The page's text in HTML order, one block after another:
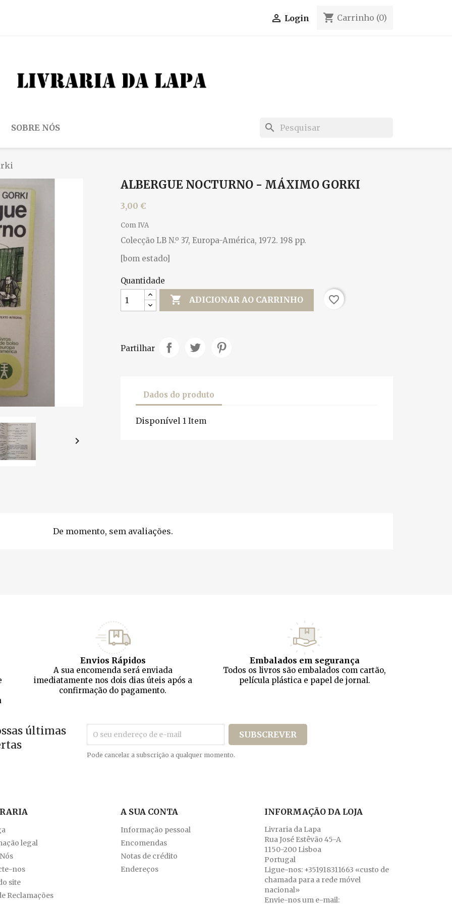
 Login shopping_cart Carrinho (0)
SOBRE NÓS search

ALBERGUE NOCTURNO - MÁXIMO GORKI
3,00 €
Com IVA
Colecção LB N.º 37, Europa-América, 1972. 198 pp.
[bom estado]
Quantidade
 ADICIONAR AO CARRINHO favorite_border
Partilhar
Dados do produto
Disponível 1 Item
De momento, sem avaliações.
Envios Rápidos
A sua encomenda será enviada
imediatamente nos dois dias úteis após a
confirmação do pagamento.
Embalados em segurança
Todos os livros são embalados com cartão,
película plástica e papel de jornal.
últimas
Pode cancelar a subscrição a qualquer momento.
legal
nos
site
Reclamações
A SUA CONTA
Informação pessoal
Encomendas
Notas de crédito
Endereços
INFORMAÇÃO DA LOJA
Livraria da Lapa
Rua José Estêvão 45-A
1150-200 Lisboa
Portugal
Ligue-nos: +351918311663 «custo de
chamada para a rede móvel
nacional»
Envie-nos um e-mail: